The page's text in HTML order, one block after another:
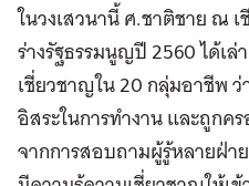
ในวงเสวนานี้ ศ.ชาติชาย ณ
ร่างรัฐธรรมนูญปี 2560 ได้เ
เชี่ยวชาญใน 20 กลุ่มอาชีพ
อิสระในการทำงาน และถูกค
จากการสอบถามผู้รู้หลายฝ่า